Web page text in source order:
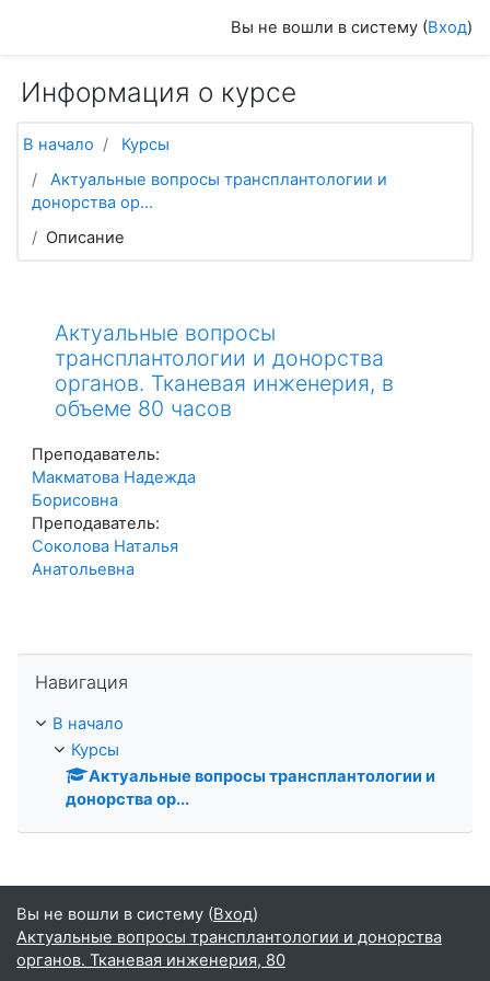
Вы не вошли в систему (Вход)
Информация о курсе
В начало
Курсы
Актуальные вопросы трансплантологии и
донорства ор...
Описание
Актуальные вопросы
трансплантологии и донорства
органов. Тканевая инженерия, в
объеме 80 часов
Преподаватель:
Макматова Надежда
Борисовна
Преподаватель:
Соколова Наталья
Анатольевна
Навигация
В начало
Курсы
Актуальные вопросы трансплантологии и
донорства ор...
Вы не вошли в систему (Вход)
Актуальные вопросы трансплантологии и донорства
органов. Тканевая инженерия, 80